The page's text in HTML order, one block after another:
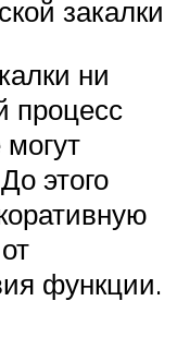
закалки
ни
процесс
этого
функции.